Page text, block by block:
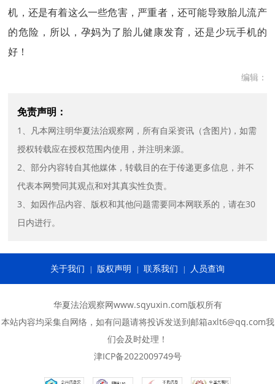
机，还是有着这么一些危害，严重者，还可能导致胎儿流产
的危险，所以，孕妈为了胎儿健康发育，还是少玩手机的
好！
编辑：
免责声明：
1、凡本网注明华夏法治观察网，所有自采资讯（含图片)，如需
授权转载应在授权范围内使用，并注明来源。
2、部分内容转自其他媒体，转载目的在于传递更多信息，并不
代表本网赞同其观点和对其真实性负责。
3、如因作品内容、版权和其他问题需要同本网联系的，请在30
日内进行。
关于我们 版权声明 联系我们 人员查询
华夏法治观察网www.sqyuxin.com版权所有
本站内容均采集自网络，如有问题请将投诉发送到邮箱axlt6@qq.com我
们会及时处理！
津ICP备2022009749号